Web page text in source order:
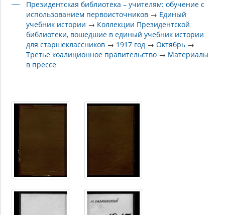
Президентская библиотека – учителям: обучение с
использованием первоисточников → Единый
учебник истории → Коллекции Президентской
библиотеки, вошедшие в единый учебник истории
для старшеклассников → 1917 год →Октябрь →
Третье коалиционное правительство → Материалы
в прессе